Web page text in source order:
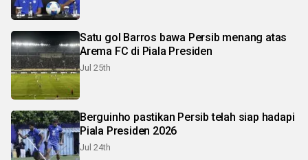
Satu gol Barros bawa Persib menang atas
Arema FC di Piala Presiden
Jul 25th
Berguinho pastikan Persib telah siap hadapi
Piala Presiden 2026
Jul 24th